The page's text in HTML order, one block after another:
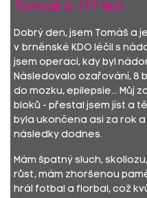
Tomáš S. (17 let)
Dobrý den, jsem Tomáš a
v brněnské KDO léčil s
jsem operaci, kdy byl
Následovalo ozařování, 8
do mozku, epilepsie... Můj
bloků - přestal jsem jíst a
byla ukončena asi za rok
následky dodnes.
Mám špatný sluch,
růst, mám zhoršenou
hrál fotbal a florbal, což